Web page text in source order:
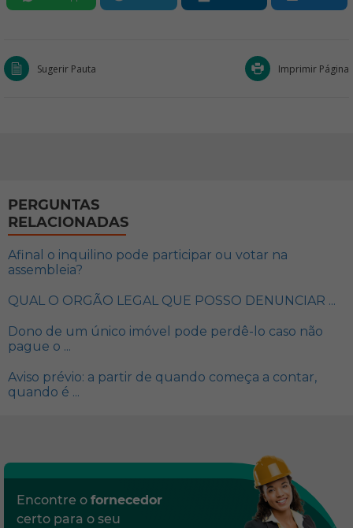
Sugerir Pauta Imprimir Página
PERGUNTAS
RELACIONADAS
Afinal o inquilino pode participar ou votar na
assembleia?
QUAL O ORGÃO LEGAL QUE POSSO DENUNCIAR ...
Dono de um único imóvel pode perdê-lo caso não
pague o ...
Aviso prévio: a partir de quando começa a contar,
quando é ...
Encontre o fornecedor
certo para o seu